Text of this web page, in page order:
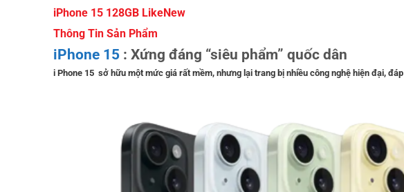
iPhone 15 128GB LikeNew
Thông Tin Sản Phẩm
iPhone 15 : Xứng đáng “siêu phẩm” quốc dân
i Phone 15 sở hữu một mức giá rất mềm, nhưng lại trang bị nhiều công nghệ hiện đại,